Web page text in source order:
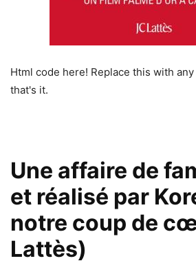
Html code here! Replace this with
that's it.
Une affaire de
et réalisé par
notre coup de
Lattès)